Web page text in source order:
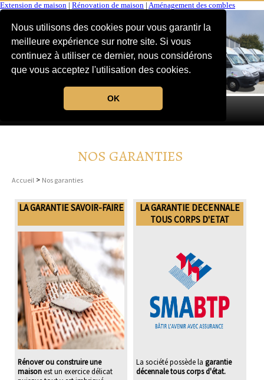
Nous utilisons des cookies pour vous garantir la
meilleure expérience sur notre site. Si vous
continuez à utiliser ce dernier, nous considérons
que vous acceptez l'utilisation des cookies.
OK
Extension de maison Rénovation de maison Aménagement des combles
MENU
NOS GARANTIES
Accueil > Nos garanties
LA GARANTIE SAVOIR-FAIRE
Rénover ou construire une
maisonest un exercice délicat
LA GARANTIE DECENNALE
TOUS CORPS D'ETAT
La société possède la garantie
décennale tous corps d'état.